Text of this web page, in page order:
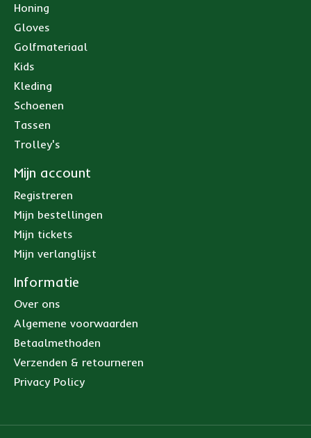
Honing
Gloves
Golfmateriaal
Kids
Kleding
Schoenen
Tassen
Trolley's
Mijn account
Registreren
Mijn bestellingen
Mijn tickets
Mijn verlanglijst
Informatie
Over ons
Algemene voorwaarden
Betaalmethoden
Verzenden & retourneren
Privacy Policy